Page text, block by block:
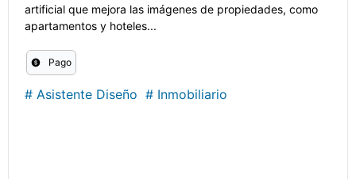
artificial que mejora las imágenes de propiedades, como
apartamentos y hoteles...
Pago
# Asistente Diseño # Inmobiliario